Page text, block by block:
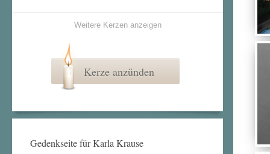
Weitere Kerzen anzeigen
Kerze anzünden
Gedenkseite für Karla Krause